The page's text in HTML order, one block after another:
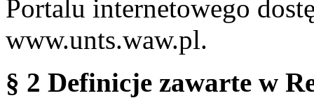
Portalu internetowego
www.unts.waw.pl.
§ 2 Definicje zawarte w